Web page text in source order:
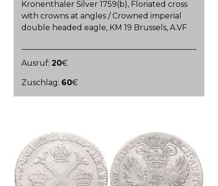
Kronenthaler Silver 1759(b), Floriated cross
with crowns at angles / Crowned imperial
double headed eagle, KM 19 Brussels, A.VF
Ausruf:20€
Zuschlag: 60€